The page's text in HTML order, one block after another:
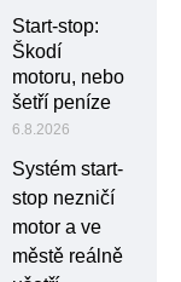
Start-stop:
Škodí
motoru, nebo
šetří peníze
6.8.2026
Systém start-
stop nezničí
motor a ve
městě reálně